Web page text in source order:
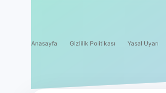
Anasayfa Gizlilik Politikası Yasal Uyarı